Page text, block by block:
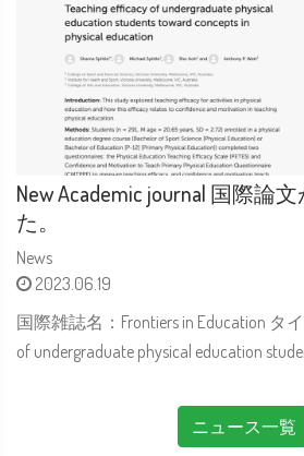
New Academic journal 国際論
た。
News
2023.06.19
国際雑誌名：Frontiers in Education タ
of undergraduate physical education
ニュース一覧